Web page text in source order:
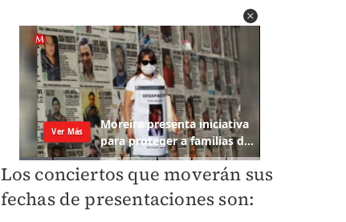
Los conciertos que moverán sus
fechas de presentaciones son: